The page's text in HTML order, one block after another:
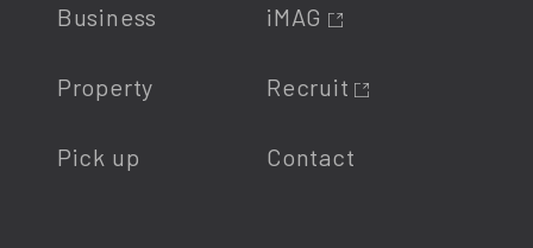
Business
Property
Pick up
iMAG
Recruit
Contact